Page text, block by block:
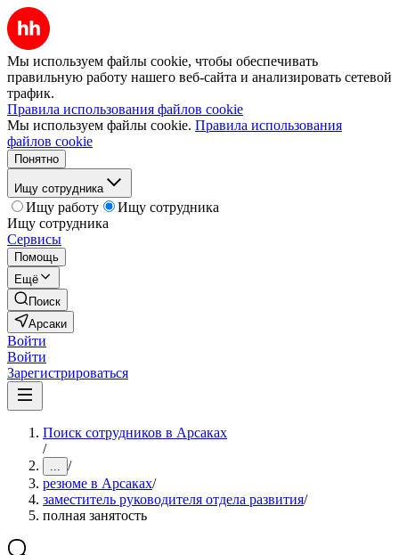
Мы используем файлы cookie, чтобы обеспечивать
правильную работу нашего веб-сайта и анализировать сетевой
трафик.
Правила использования файлов cookie
Мы используем файлы cookie. Правила использования
файлов cookie
Понятно
Ищу сотрудника
Ищу работу
Ищу сотрудника
Ищу сотрудника
Сервисы
Помощь
Ещё
Поиск
Арсаки
Войти
Войти
Зарегистрироваться
Поиск сотрудников в Арсаках
/
... /
резюме в Арсаках/
заместитель руководителя отдела развития/
полная занятость